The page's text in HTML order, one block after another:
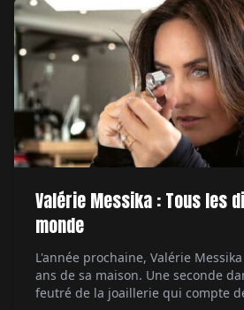
Valérie Messika : Tous les
monde
L'année prochaine, Valérie
ans de sa maison. Une seconde
feutré de la joaillerie qui compte